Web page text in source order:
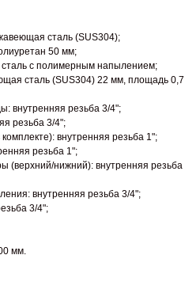
сталь (SUS304);
50 мм;
сталь с полимерным напылением;
сталь (SUS304) 22 мм, площадь 0,7
внутренняя резьба 3/4";
резьба 3/4";
внутренняя резьба 1";
резьба 1";
(верхний/нижний): внутренняя резьба
внутренняя резьба 3/4";
3/4";
мм.